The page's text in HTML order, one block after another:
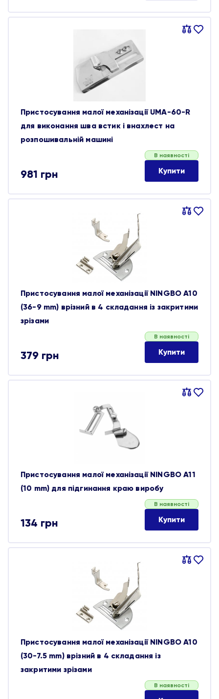
Порівняти
В
Пристосування малої механізації UMA-60-R
для виконання шва встик і внахлест на
розпошивальній машині
981 грн
В наявності
Купити
Порівняти
В
Пристосування малої механізації NINGBO A10
(36-9 mm) врізний в 4 складання із закритими
зрізами
379 грн
В наявності
Купити
Порівняти
В
Пристосування малої механізації NINGBO A11
(10 mm) для підгинання краю виробу
134 грн
В наявності
Купити
Порівняти
В
Пристосування малої механізації NINGBO A10
(30-7.5 mm) врізний в 4 складання із
закритими зрізами
В наявності